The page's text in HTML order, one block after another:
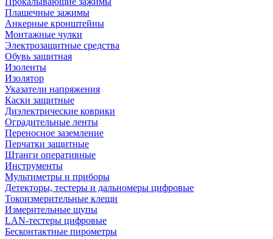
Плашечные зажимы
Анкерные кронштейны
Монтажные чулки
Электрозащитные средства
Обувь защитная
Изоленты
Изолятор
Указатели напряжения
Каски защитные
Диэлектрические коврики
Оградительные ленты
Переносное заземление
Перчатки защитные
Штанги оперативные
Инструменты
Мультиметры и приборы
Детекторы, тестеры и дальномеры цифровые
Токоизмерительные клещи
Измерительные щупы
LAN-тестеры цифровые
Бесконтактные пирометры